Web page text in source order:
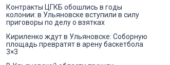
Контракты ЦГКБ обошлись в годы
колонии: в Ульяновске вступили в силу
приговоры по делу о взятках
Кириленко ждут в Ульяновске: Соборную
площадь превратят в арену баскетбола
3×3